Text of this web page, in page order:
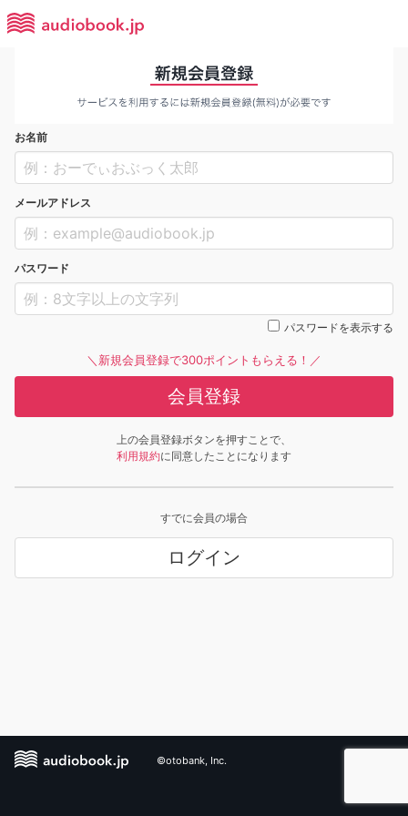
お名前
メールアドレス
パスワード
パスワードを表示する
＼新規会員登録で300ポイントもらえる！／
会員登録
上の会員登録ボタンを押すことで、
利用規約に同意したことになります
すでに会員の場合
ログイン
©otobank, Inc.